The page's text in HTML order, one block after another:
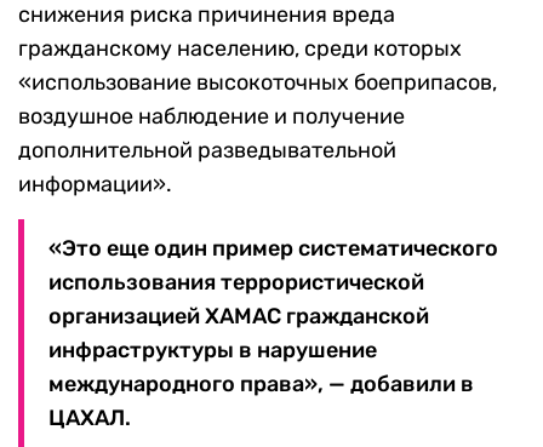
снижения риска причинения вреда
гражданскому населению, среди которых
«использование высокоточных боеприпасов,
воздушное наблюдение и получение
дополнительной разведывательной
информации».
«Это еще один пример систематического
использования террористической
организацией ХАМАС гражданской
инфраструктуры в нарушение
международного права», — добавили в
ЦАХАЛ.